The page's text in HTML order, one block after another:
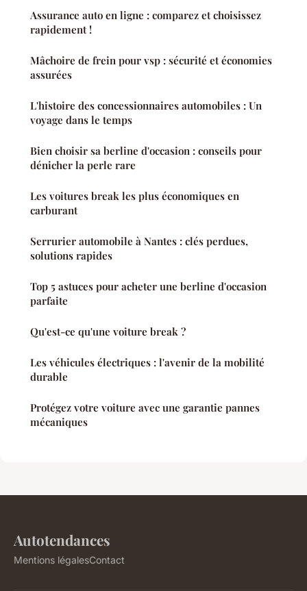
Assurance auto en ligne : comparez et choisissez
rapidement !
Mâchoire de frein pour vsp : sécurité et économies
assurées
L'histoire des concessionnaires automobiles : Un
voyage dans le temps
Bien choisir sa berline d'occasion : conseils pour
dénicher la perle rare
Les voitures break les plus économiques en
carburant
Serrurier automobile à Nantes : clés perdues,
solutions rapides
Top 5 astuces pour acheter une berline d'occasion
parfaite
Qu'est-ce qu'une voiture break ?
Les véhicules électriques : l'avenir de la mobilité
durable
Protégez votre voiture avec une garantie pannes
mécaniques
Autotendances
Mentions légalesContact